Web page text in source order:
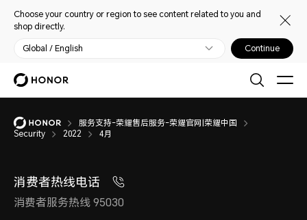
Choose your country or region to see content related to you and
shop directly.
Global / English Continue
服务支持-荣耀售后服务-荣耀官网|荣耀中国
Security
2022 4月
消费者热线电话
消费者服务热线 95030